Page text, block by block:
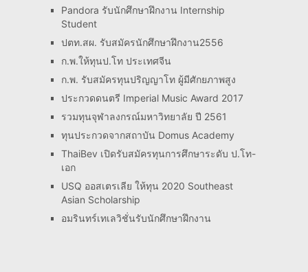
Pandora รับนักศึกษาฝึกงาน Internship
Student
ปตท.สผ. รับสมัครนักศึกษาฝึกงาน2556
ก.พ.ให้ทุนป.โท ประเทศจีน
ก.พ. รับสมัครทุนปริญญาโท ผู้มีศักยภาพสูง
ประกวดดนตรี Imperial Music Award 2017
รวมทุนจุฬาลงกรณ์มหาวิทยาลัย ปี 2561
ทุนประกวดจากสถาบัน Domus Academy
ThaiBev เปิดรับสมัครทุนการศึกษาระดับ ป.โท-
เอก
USQ ออสเตรเลีย ให้ทุน 2020 Southeast
Asian Scholarship
อมรินทร์เทเลวิชั่นรับนักศึกษาฝึกงาน